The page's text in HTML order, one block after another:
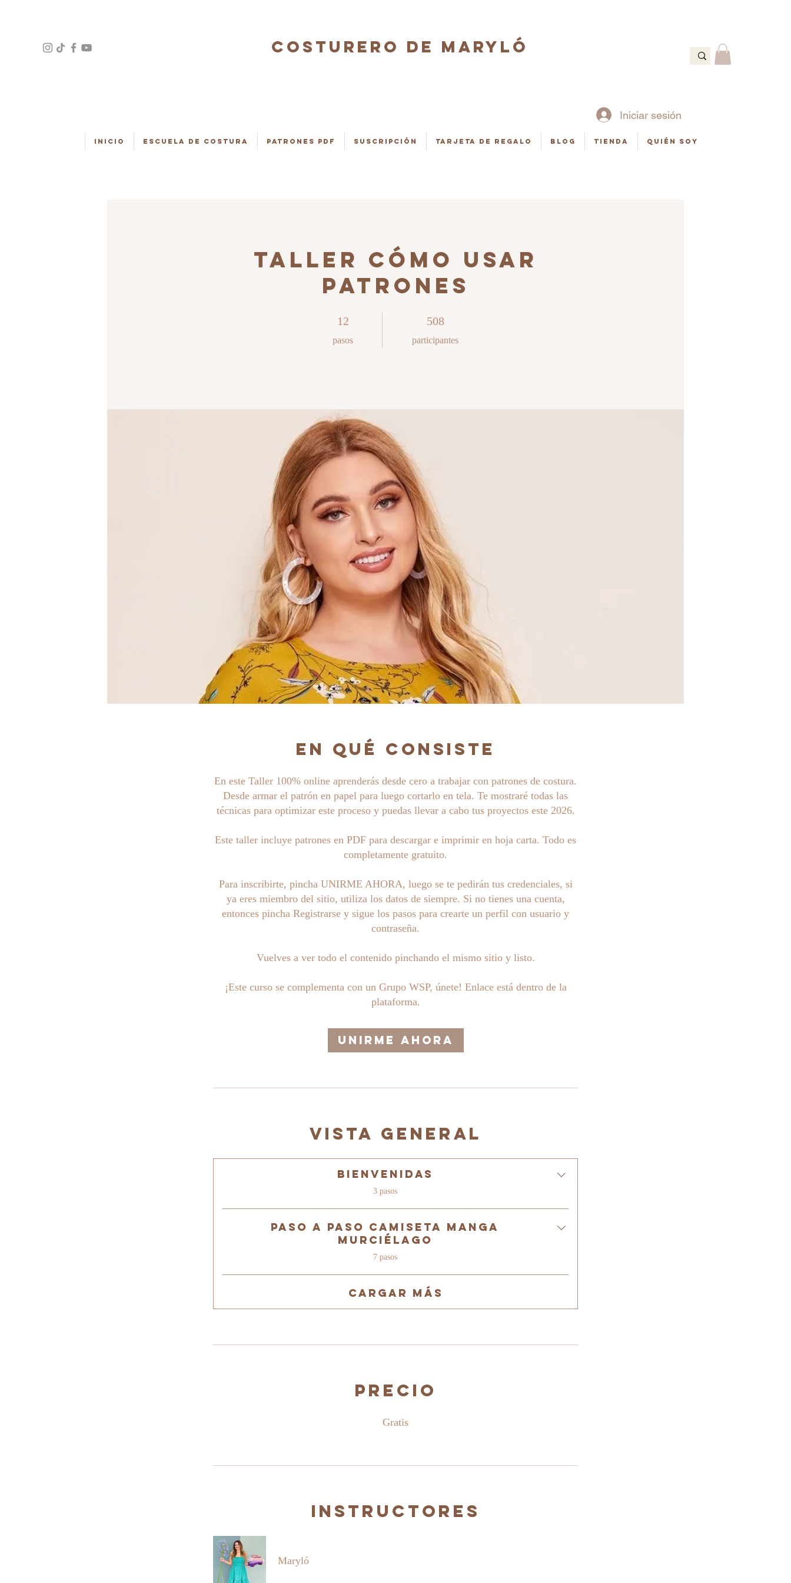
COSTURERO DE MARYLÓ
Iniciar sesión
Inicio Escuela de Costura Patrones PDF Suscripción Tarjeta de regalo Blog Tienda Quién soy
TALLER CÓMO USAR
PATRONES
12
pasos
508
participantes
En qué consiste
En este Taller 100% online aprenderás desde cero a trabajar con patrones de costura.
Desde armar el patrón en papel para luego cortarlo en tela. Te mostraré todas las
técnicas para optimizar este proceso y puedas llevar a cabo tus proyectos este 2026.
Este taller incluye patrones en PDF para descargar e imprimir en hoja carta. Todo es
completamente gratuito.
Para inscribirte, pincha UNIRME AHORA, luego se te pedirán tus credenciales, si
ya eres miembro del sitio, utiliza los datos de siempre. Si no tienes una cuenta,
entonces pincha Registrarse y sigue los pasos para crearte un perfil con usuario y
contraseña.
Vuelves a ver todo el contenido pinchando el mismo sitio y listo.
¡Este curso se complementa con un Grupo WSP, únete! Enlace está dentro de la
plataforma.
Unirme ahora
Vista general
Bienvenidas
.
3 pasos
Paso a Paso Camiseta Manga
Murciélago
.
7 pasos
Cargar más
Precio
Gratis
Instructores
Maryló